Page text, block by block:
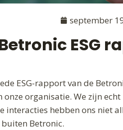
september
ESG
ESG-rapport van de
organisatie. We zijn
interacties hebben ons niet
Betronic.